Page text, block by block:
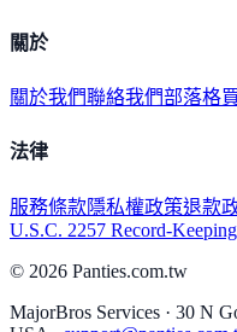
關於
關於我們聯絡我們部落格
法律
服務條款隱私權政策退款
U.S.C. 2257 Record-
© 2026 Panties.com.tw
MajorBros Services · 30 N